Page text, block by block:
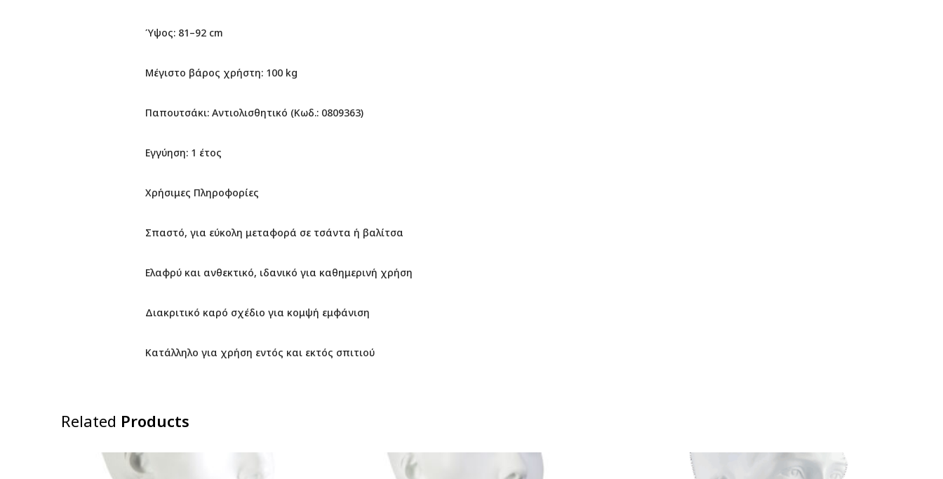
Ύψος: 81–92 cm
Μέγιστο βάρος χρήστη: 100 kg
Παπουτσάκι: Αντιολισθητικό (Κωδ.: 0809363)
Εγγύηση: 1 έτος
Χρήσιμες Πληροφορίες
Σπαστό, για εύκολη μεταφορά σε τσάντα ή βαλίτσα
Ελαφρύ και ανθεκτικό, ιδανικό για καθημερινή χρήση
Διακριτικό καρό σχέδιο για κομψή εμφάνιση
Κατάλληλο για χρήση εντός και εκτός σπιτιού
Related Products